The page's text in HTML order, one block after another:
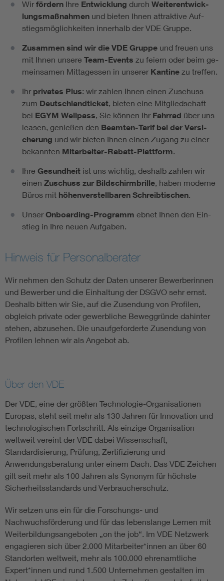
Wirför­dern Ih­re Ent­wick­lung durch Wei­ter­ent­wick­
lungs­maß­nah­men und bie­ten Ih­nen at­trak­ti­ve Auf­
stiegs­mög­lich­kei­ten in­ner­halb der VDE Grup­pe.
Zu­sam­men sind wir die VDE Grup­pe und freu­en uns
mit Ih­nen un­se­re Team-Events zu fei­ern oder beim ge­
mein­sa­men Mit­tag­es­sen in un­se­rer Kan­ti­ne zu tref­fen.
Ihr pri­va­tes Plus: wir zah­len Ih­nen einen Zu­schuss
zum Deutsch­land­ti­cket, bie­ten eine Mit­glied­schaft
bei EGYM Well­pass, Sie kön­nen Ihr Fahr­rad über uns
lea­sen, ge­nie­ßen den Be­am­ten-Ta­rif bei der Ver­si­
che­rung und wir bie­ten Ih­nen einen Zu­gang zu einer
be­kann­ten Mit­ar­bei­ter-Ra­batt-Platt­form.
Ih­re Ge­sund­heit ist uns wich­tig, des­halb zah­len wir
einen Zu­schuss zur Bild­schirm­bril­le, ha­ben mo­der­ne
Bü­ros mit hö­hen­ver­stell­ba­ren Schreib­ti­schen.
Un­serOn­board­ing-Pro­gramm eb­net Ih­nen den Ein­
stieg in Ih­re neu­en Auf­ga­ben.
Hinweis für Personalberater
Wir nehmen den Schutz der Daten unserer Bewerberinnen
und Bewerber und die Einhaltung der DSGVO sehr ernst.
Deshalb bitten wir Sie, auf die Zusendung von Profilen,
obgleich private oder gewerbliche Beweggründe dahinter
stehen, abzusehen. Die unaufgeforderte Zusendung von
Profilen lehnen wir als Angebot ab.
Über den VDE
Der VDE, eine der größten Technologie-Organisationen
Europas, steht seit mehr als 130 Jahren für Innovation und
technologischen Fortschritt. Als einzige Organisation
weltweit vereint der VDE dabei Wissenschaft,
Standardisierung, Prüfung, Zertifizierung und
Anwendungsberatung unter einem Dach. Das VDE Zeichen
gilt seit mehr als 100 Jahren als Synonym für höchste
Sicherheitsstandards und Verbraucherschutz.
Wir setzen uns ein für die Forschungs- und
Nachwuchsförderung und für das lebenslange Lernen mit
Weiterbildungsangeboten „on the job“. Im VDE Netzwerk
engagieren sich über 2.000 Mitarbeiter*innen an über 60
Standorten weltweit, mehr als 100.000 ehrenamtliche
Expert*innen und rund 1.500 Unternehmen gestalten im